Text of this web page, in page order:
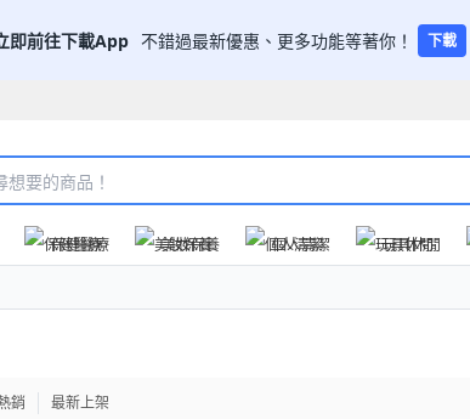
即前往下載App 不錯過最新優惠、更多功能等著你！ 下載
保健醫療 美妝保養 個人清潔 玩具休閒
銷 最新上架